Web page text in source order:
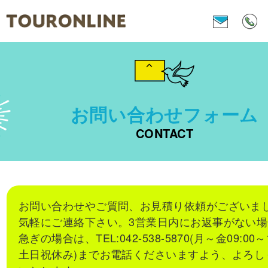
お問い合わせフォーム
CONTACT
お問い合わせやご質問、お見積り依頼がございま
気軽にご連絡下さい。3営業日内にお返事がない
急ぎの場合は、TEL:042-538-5870(月～金
土日祝休み)までお電話くださいますよう、よろ